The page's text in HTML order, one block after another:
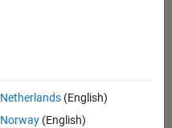
Netherlands(English)
Norway(English)